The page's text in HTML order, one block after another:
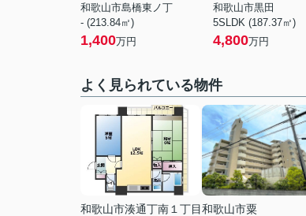
和歌山市島橋東ノ丁
- (213.84㎡)
1,400万円
和歌山市黒田
5SLDK (187.37㎡)
4,800万円
よく見られている物件
和歌山市湊通丁南１丁目和歌山市粟